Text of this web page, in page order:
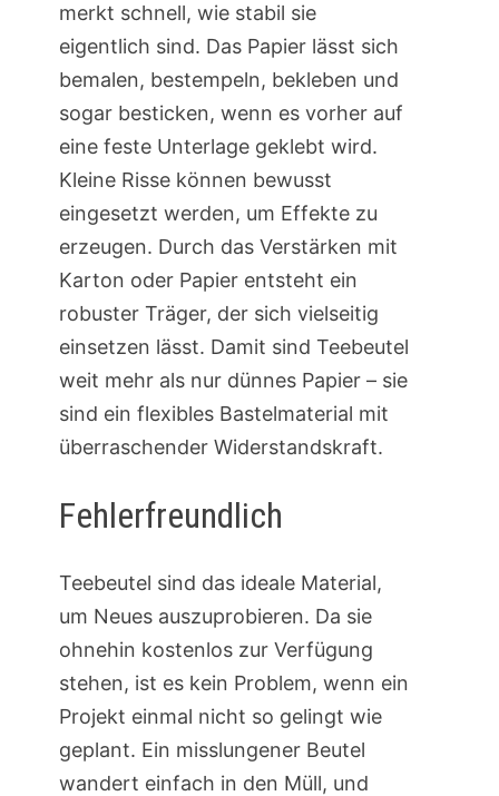
merkt schnell, wie stabil sie
eigentlich sind. Das Papier lässt sich
bemalen, bestempeln, bekleben und
sogar besticken, wenn es vorher auf
eine feste Unterlage geklebt wird.
Kleine Risse können bewusst
eingesetzt werden, um Effekte zu
erzeugen. Durch das Verstärken mit
Karton oder Papier entsteht ein
robuster Träger, der sich vielseitig
einsetzen lässt. Damit sind Teebeutel
weit mehr als nur dünnes Papier – sie
sind ein flexibles Bastelmaterial mit
überraschender Widerstandskraft.
Fehlerfreundlich
Teebeutel sind das ideale Material,
um Neues auszuprobieren. Da sie
ohnehin kostenlos zur Verfügung
stehen, ist es kein Problem, wenn ein
Projekt einmal nicht so gelingt wie
geplant. Ein misslungener Beutel
wandert einfach in den Müll, und